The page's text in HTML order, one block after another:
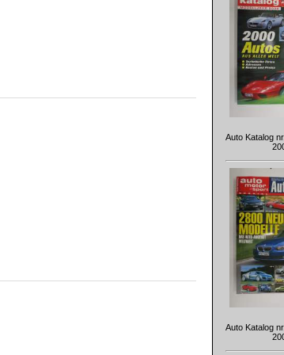
Auto Katalog
Auto Katalog